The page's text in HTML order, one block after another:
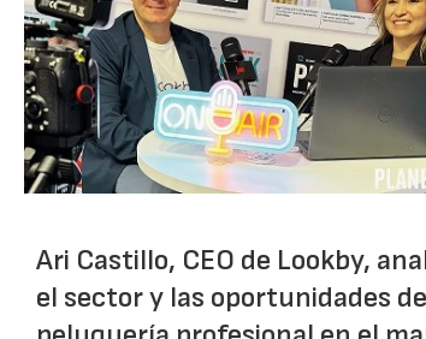
Ari Castillo, CEO de Lookby,
el sector y las oportunidades